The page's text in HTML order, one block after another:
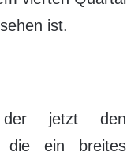
ist.
der jetzt den
die ein breites